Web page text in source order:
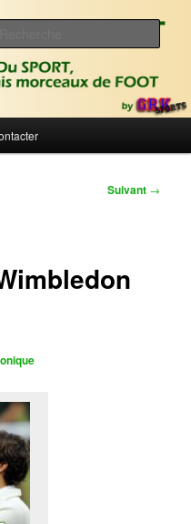
| Gronique's Sports Blog
Suivant →